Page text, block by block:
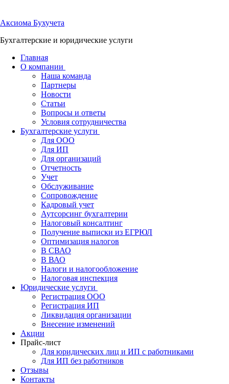
Аксиома Бухучета
Бухгалтерские и юридические услуги
Главная
О компании
Наша команда
Партнеры
Новости
Статьи
Вопросы и ответы
Условия сотрудничества
Бухгалтерские услуги
Для ООО
Для ИП
Для организаций
Отчетность
Учет
Обслуживание
Сопровождение
Кадровый учет
Аутсорсинг бухгалтерии
Налоговый консалтинг
Получение выписки из ЕГРЮЛ
Оптимизация налогов
В СВАО
В ВАО
Налоги и налогообложение
Налоговая инспекция
Юридические услуги
Регистрация ООО
Регистрация ИП
Ликвидация организации
Внесение изменений
Акции
Прайс-лист
Для юридических лиц и ИП с работниками
Для ИП без работников
Отзывы
Контакты